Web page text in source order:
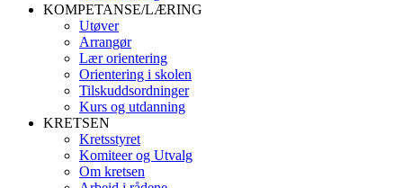
KOMPETANSE/LÆRING
Utøver
Arrangør
Lær orientering
Orientering i skolen
Tilskuddsordninger
Kurs og utdanning
KRETSEN
Kretsstyret
Komiteer og Utvalg
Om kretsen